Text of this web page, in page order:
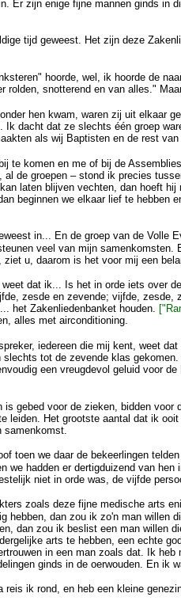
Er zijn enige fijne mannen ginds in
tijd geweest. Het zijn deze
hoorde, wel, ik hoorde de
rolden, snotterend en van alles."
hen kwam, waren zij uit elkaar
Ik dacht dat ze slechts één groep
als wij Baptisten en de rest
te komen en me of bij de
al de groepen – stond ik precies
laten blijven vechten, dan hoeft
beginnen we elkaar lief te hebben
in... En de groep van de Volle
veel van mijn
u, daarom is het voor mij een
dat ik... Is het in orde iets over
zesde en zevende; vijfde, zesde,
het Zakenliedenbanket houden.
alles met airconditioning.
iedereen die mij kent, weet
tot de zevende klas
een vreugdevol geluid voor
is gebed voor de zieken, bidden
leiden. Het grootste aantal dat ik
samenkomst.
toen we daar de bekeerlingen
we hadden er dertigduizend van
niet in orde was, de vijfde
zoals deze fijne medische arts
hebben, dan zou ik zo'n man willen
dan zou ik beslist een man willen
arts te hebben, een echte
in een man zoals dat. Ik
ginds in de oerwouden. En ik
reis ik rond, en heb een kleine